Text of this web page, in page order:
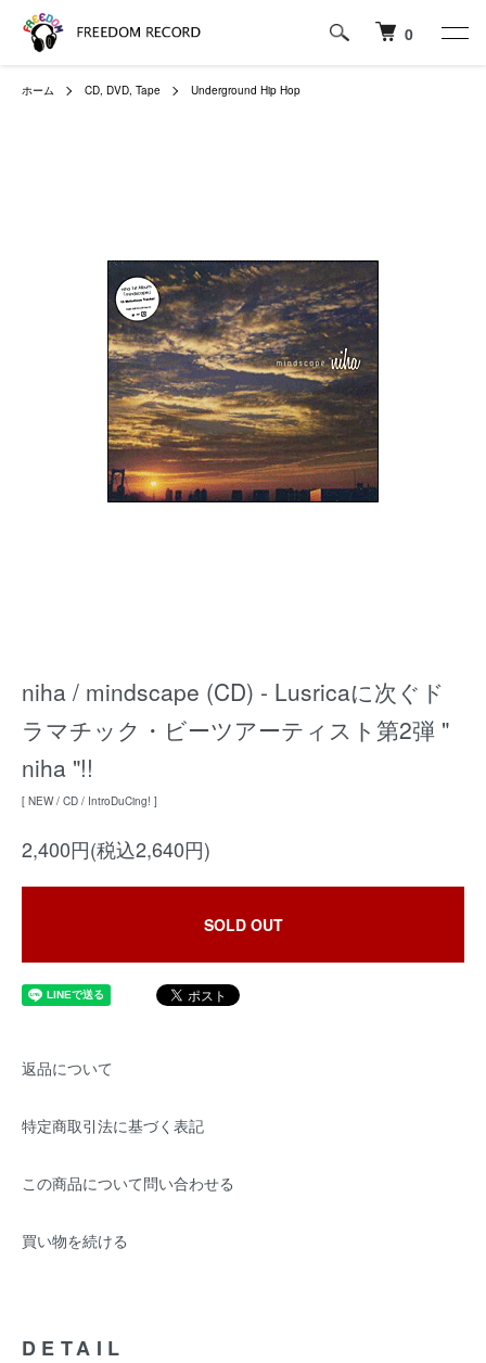
0
ホーム CD, DVD, Tape Underground Hip Hop
niha / mindscape (CD) - Lusricaに次ぐド
ラマチック・ビーツアーティスト第2弾 "
niha "!!
[ NEW / CD / IntroDuCing! ]
2,400円(税込2,640円)
SOLD OUT
返品について
特定商取引法に基づく表記
この商品について問い合わせる
買い物を続ける
DETAIL